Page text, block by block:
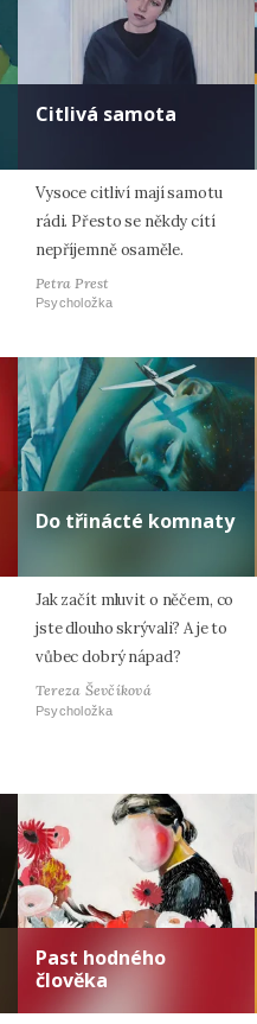
Citlivá samota
Vysoce citliví mají samotu
rádi. Přesto se někdy cítí
nepříjemně osaměle.
Petra Prest
Psycholožka
Do třinácté komnaty
Jak začít mluvit o něčem, co
jste dlouho skrývali? A je to
vůbec dobrý nápad?
Tereza Ševčíková
Psycholožka
Past hodného
člověka